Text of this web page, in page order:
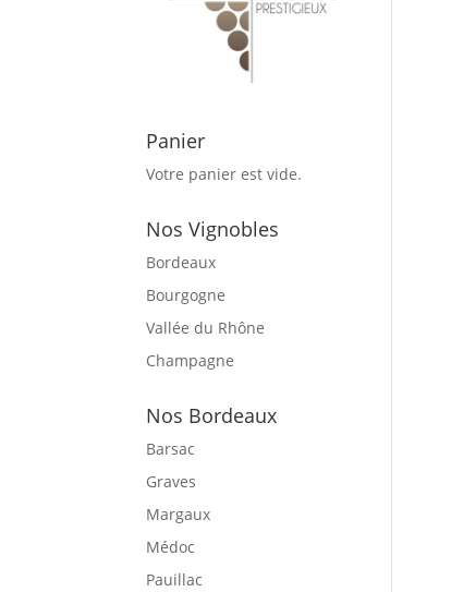
Panier
Votre panier est vide.
Nos Vignobles
Bordeaux
Bourgogne
Vallée du Rhône
Champagne
Nos Bordeaux
Barsac
Graves
Margaux
Médoc
Pauillac